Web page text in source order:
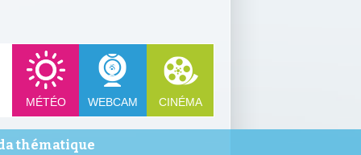
MÉTÉO WEBCAM CINÉMA
thématique